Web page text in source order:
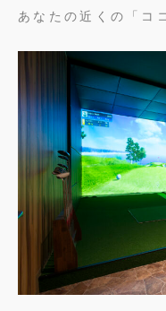
あなたの近くの「コ